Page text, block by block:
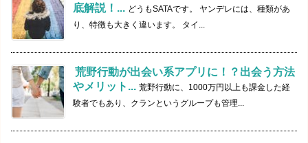
底解説！... どうもSATAです。 ヤンデレには、種類があ
り、特徴も大きく違います。 タイ...
荒野行動が出会い系アプリに！？出会う方法
やメリット... 荒野行動に、1000万円以上も課金した経
験者でもあり、クランというグループも管理...